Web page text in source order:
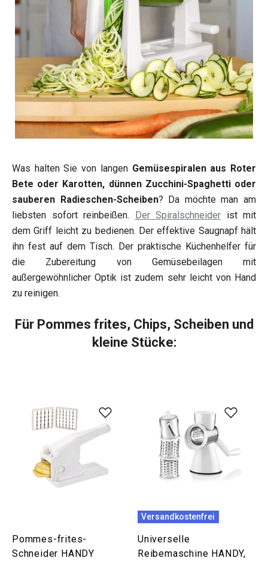
Was halten Sie von langen Gemüsespiralen aus Roter
Bete oder Karotten, dünnen Zucchini-Spaghetti oder
sauberen Radieschen-Scheiben? Da möchte man am
liebsten sofort reinbeißen. Der Spiralschneider ist mit
dem Griff leicht zu bedienen. Der effektive Saugnapf hält
ihn fest auf dem Tisch. Der praktische Küchenhelfer für
die Zubereitung von Gemüsebeilagen mit
außergewöhnlicher Optik ist zudem sehr leicht von Hand
zu reinigen.
Für Pommes frites, Chips, Scheiben und
kleine Stücke:
Pommes-frites-
Schneider HANDY
Versandkostenfrei
Universelle
Reibemaschine HANDY,